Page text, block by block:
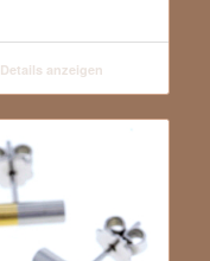
Details anzeigen